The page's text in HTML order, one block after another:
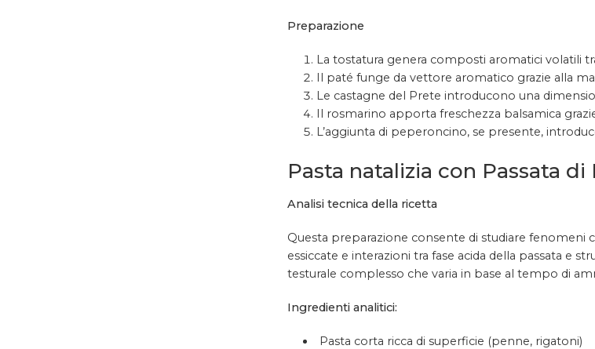
Preparazione
La tostatura genera composti aromatici volatili
Il paté funge da vettore aromatico grazie alla
Le castagne del Prete introducono una
Il rosmarino apporta freschezza balsamica
L’aggiunta di peperoncino, se presente,
Pasta natalizia con Passata
Analisi tecnica della ricetta
Questa preparazione consente di studiare fenomeni
essiccate e interazioni tra fase acida della passata e
testurale complesso che varia in base al tempo di
Ingredienti analitici:
Pasta corta ricca di superficie (penne, rigatoni)